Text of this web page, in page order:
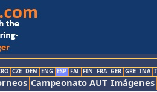
CZE DEN ENG ESP FAI FIN FRA GER GRE INA
Campeonato AUT Imágenes